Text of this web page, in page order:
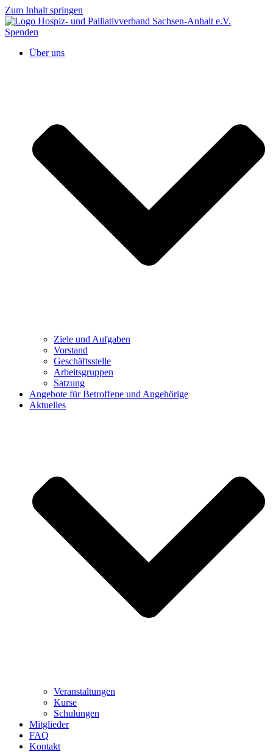
Zum Inhalt springen
Spenden
Über uns
Ziele und Aufgaben
Vorstand
Geschäftsstelle
Arbeitsgruppen
Satzung
Angebote für Betroffene und Angehörige
Aktuelles
Veranstaltungen
Kurse
Schulungen
Mitglieder
FAQ
Kontakt